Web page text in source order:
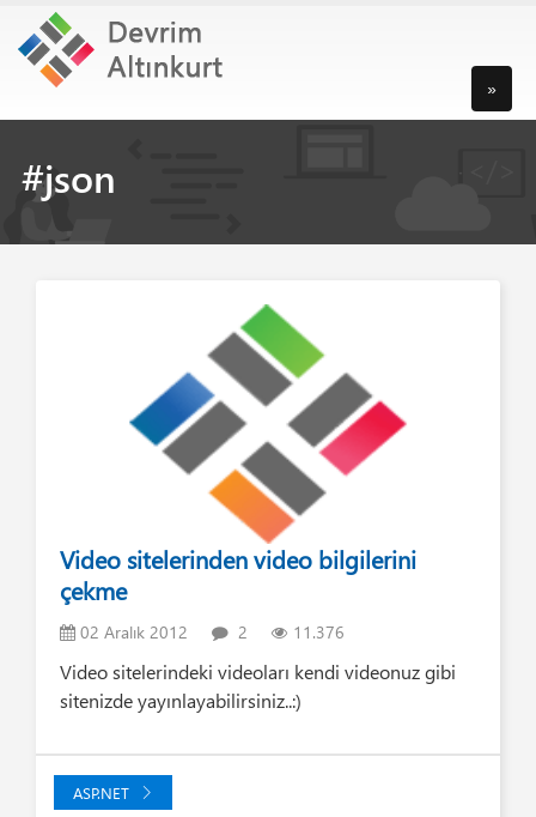
»
#json
Video sitelerinden video bilgilerini
çekme
02 Aralık 2012 2 11.376
Video sitelerindeki videoları kendi videonuz gibi
sitenizde yayınlayabilirsiniz..:)
ASP.NET